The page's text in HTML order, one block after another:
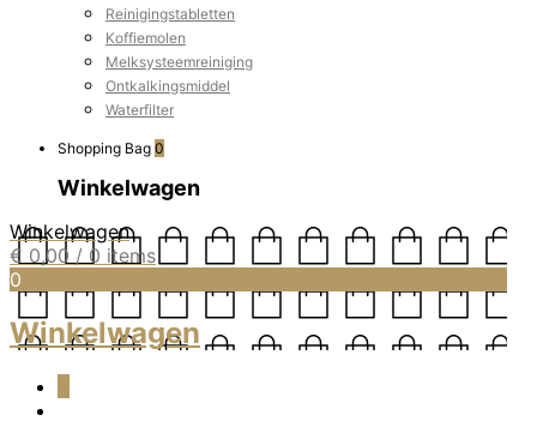
Reinigingstabletten
Koffiemolen
Melksysteemreiniging
Ontkalkingsmiddel
Waterfilter
Shopping Bag 0
Winkelwagen
Winkelwagen
€ 0,00 / 0 items
0
Winkelwagen